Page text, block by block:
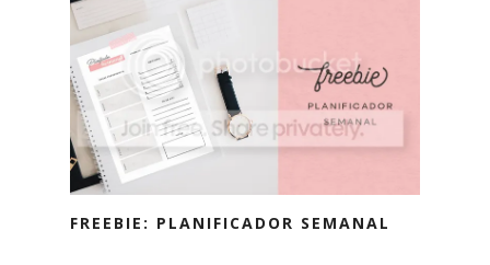
FREEBIE: PLANIFICADOR SEMANAL